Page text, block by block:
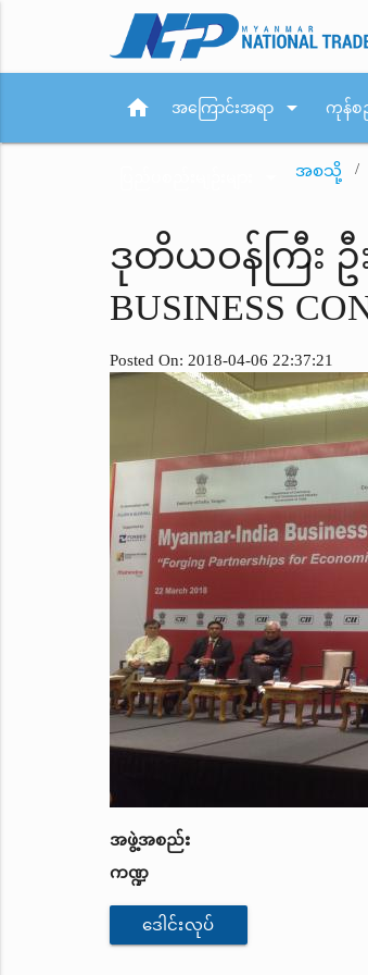
home အကြောင်းအရာ arrow_drop_down ကုန်စ
အစသို့
ဒုတိယဝန်ကြီး ဦး
BUSINESS
Posted On: 2018-04-06 22:37:21
အဖွဲ့အစည်း
ကဏ္ဍ
ဒေါင်းလုပ်